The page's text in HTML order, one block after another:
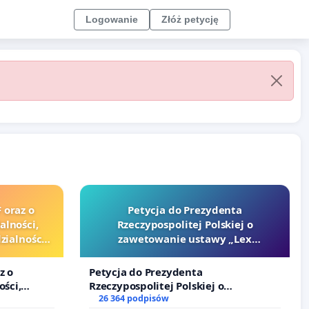
Logowanie Złóż petycję
oraz o
o
Petycja do Prezydenta
Rzeczypospolitej Polskiej o
zawetowanie ustawy „Lex
Petycja do Prezydenta
Rzeczypospolitej Polskiej o
zawetowanie ustawy „Lex Szarlatan”
26 364 podpisów